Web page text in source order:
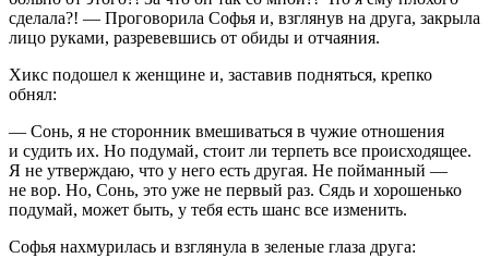
сделала?! — Проговорила Софья и, взглянув на друга, закрыла
лицо руками, разревевшись от обиды и отчаяния.
Хикс подошел к женщине и, заставив подняться, крепко
обнял:
— Сонь, я не сторонник вмешиваться в чужие отношения
и судить их. Но подумай, стоит ли терпеть все происходящее.
Я не утверждаю, что у него есть другая. Не пойманный —
не вор. Но, Сонь, это уже не первый раз. Сядь и хорошенько
подумай, может быть, у тебя есть шанс все изменить.
Софья нахмурилась и взглянула в зеленые глаза друга: